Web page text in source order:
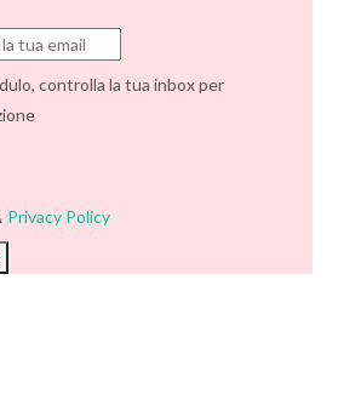
controlla la tua inbox per
Privacy Policy